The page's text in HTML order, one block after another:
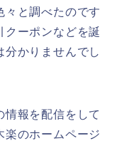
々と調べたのです
クーポンなどを誕
かりませんでし
情報を配信をして
楽のホームページ